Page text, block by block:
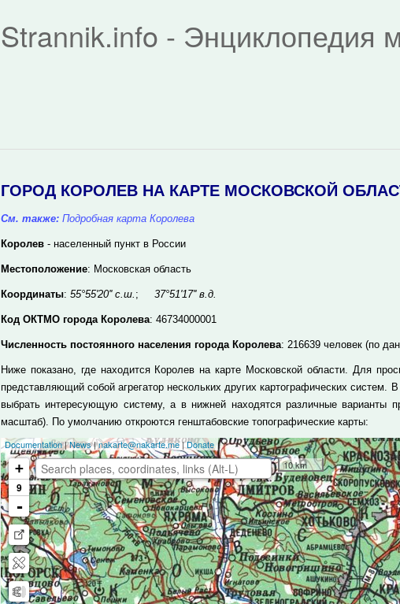
Strannik.info - Энциклопедия
ГОРОД КОРОЛЕВ НА КАРТЕ МОСКОВСКОЙ
См. также: Подробная карта Королева
Королев - населенный пункт в России
Местоположение: Московская область
Координаты: 55°55'20'' с.ш. ; 37°51'17'' в.д.
Код ОКТМО города Королева: 46734000001
Численность постоянного населения города Королева: 216639 человек (по
Ниже показано, где находится Королев на карте Московской области. Для
представляющий собой агрегатор нескольких других картографических
выбрать интересующую систему, а в нижней находятся различные варианты
масштаб). По умолчанию откроются генштабовские топографические карты: